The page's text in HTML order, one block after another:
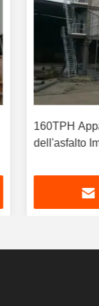
160TPH
dell'asfalto